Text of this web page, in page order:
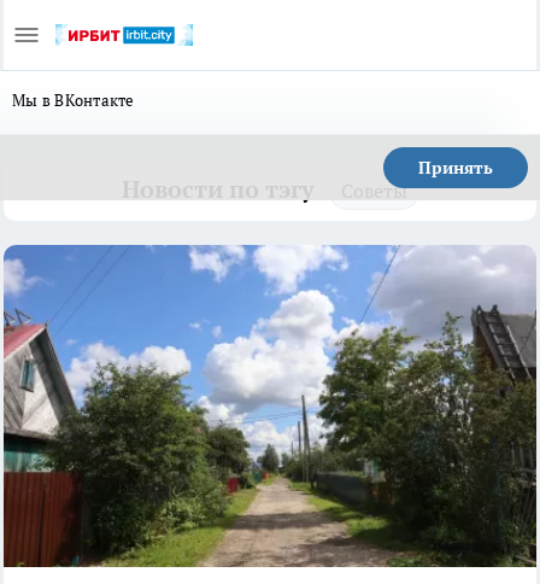
Мы в ВКонтакте
Принять
Советы